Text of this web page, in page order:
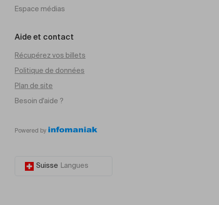
Espace médias
Aide et contact
Récupérez vos billets
Politique de données
Plan de site
Besoin d'aide ?
Powered by
Suisse Langues